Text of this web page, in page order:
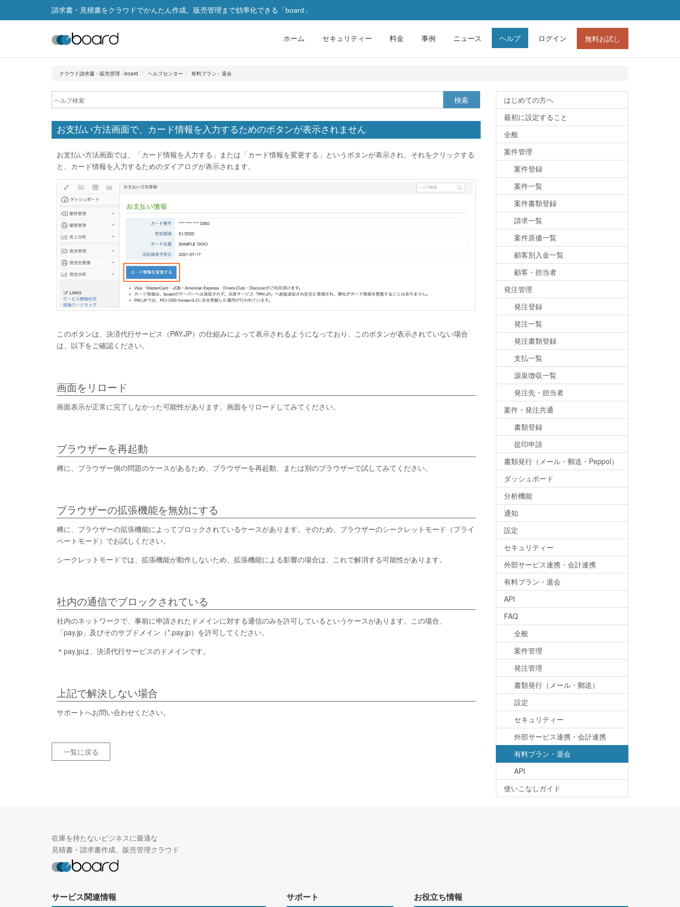
請求書・見積書をクラウドでかんたん作成。販売管理まで効率化できる「board」
ホーム セキュリティー 料金 事例 ニュース ヘルプ ログイン 無料お試し
クラウド請求書・販売管理 - board ヘルプセンター 有料プラン・退会
検索
お支払い方法画面で、カード情報を入力するためのボタンが表示されません
お支払い方法画面では、「カード情報を入力する」または「カード情報を変更する」というボタンが表示され、それをクリックする
と、カード情報を入力するためのダイアログが表示されます。
このボタンは、決済代行サービス（PAY.JP）の仕組みによって表示されるようになっており、このボタンが表示されていない場合
は、以下をご確認ください。
画面をリロード
画面表示が正常に完了しなかった可能性があります。画面をリロードしてみてください。
ブラウザーを再起動
稀に、ブラウザー側の問題のケースがあるため、ブラウザーを再起動、または別のブラウザーで試してみてください。
ブラウザーの拡張機能を無効にする
稀に、ブラウザーの拡張機能によってブロックされているケースがあります。そのため、ブラウザーのシークレットモード（プライ
ベートモード）でお試しください。
シークレットモードでは、拡張機能が動作しないため、拡張機能による影響の場合は、これで解消する可能性があります。
社内の通信でブロックされている
社内のネットワークで、事前に申請されたドメインに対する通信のみを許可しているというケースがあります。この場合、
「pay.jp」及びそのサブドメイン（*.pay.jp）を許可してください。
＊pay.jpは、決済代行サービスのドメインです。
上記で解決しない場合
サポートへお問い合わせください。
一覧に戻る
はじめての方へ
最初に設定すること
全般
案件管理
案件登録
案件一覧
案件書類登録
請求一覧
案件原価一覧
顧客別入金一覧
顧客・担当者
発注管理
発注登録
発注一覧
発注書類登録
支払一覧
源泉徴収一覧
発注先・担当者
案件・発注共通
書類登録
捉印申請
書類発行（メール・郵送・Peppol）
ダッシュボード
分析機能
通知
設定
セキュリティー
外部サービス連携・会計連携
有料プラン・退会
API
FAQ
全般
案件管理
発注管理
書類発行（メール・郵送）
設定
セキュリティー
外部サービス連携・会計連携
有料プラン・退会
API
使いこなしガイド
在庫を持たないビジネスに最適な
見積書・請求書作成、販売管理クラウド
サービス関連情報 サポート お役立ち情報